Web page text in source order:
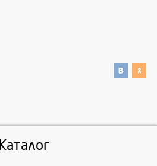
Каталог